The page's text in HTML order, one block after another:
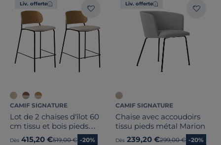
Liv. offerte
CAMIF SIGNATURE
Lot de 2 chaises d'îlot 60
cm tissu et bois pieds
métal Sofia
Dès 415,20 €Ancien prix
519,00 € -20%
Liv. offerte
CAMIF SIGNATURE
Chaise avec accoudoirs
tissu pieds métal Marion
Dès 239,20 €Ancien prix
299,00 € -20%